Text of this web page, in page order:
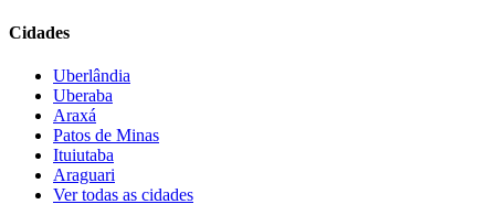
Cidades
Uberlândia
Uberaba
Araxá
Patos de Minas
Ituiutaba
Araguari
Ver todas as cidades